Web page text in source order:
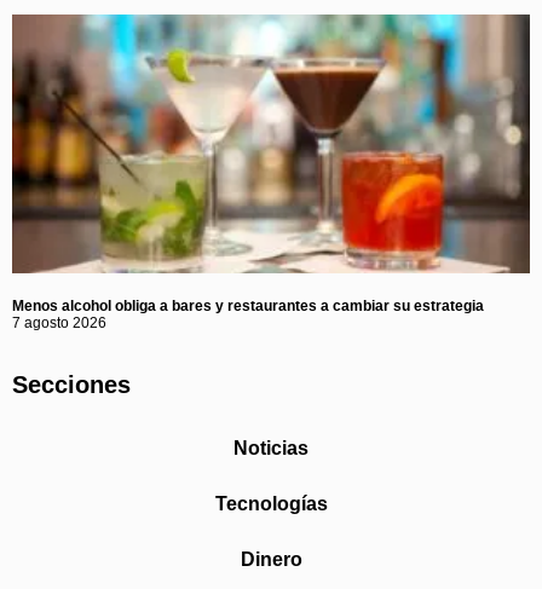
Menos alcohol obliga a bares y restaurantes a cambiar su estrategia
7 agosto 2026
Secciones
Noticias
Tecnologías
Dinero